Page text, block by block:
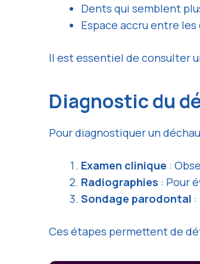
Dents qui semblent
Espace accru entre
Il est essentiel de consulter
Diagnostic du
Pour diagnostiquer un
Examen clinique :
Radiographies : Pour
Sondage parodontal
Ces étapes permettent de